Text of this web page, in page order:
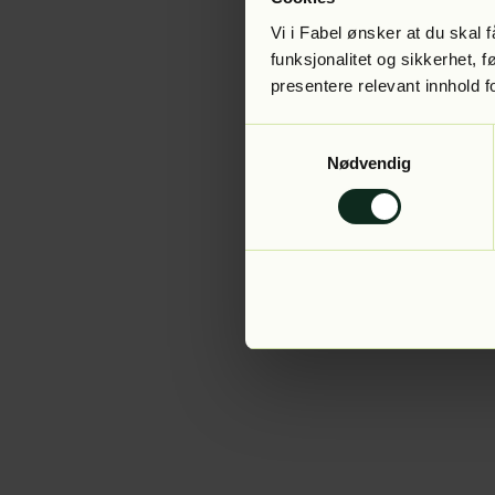
Vi i Fabel ønsker at du skal
funksjonalitet og sikkerhet,
presentere relevant innhold
Nødvendig
Application